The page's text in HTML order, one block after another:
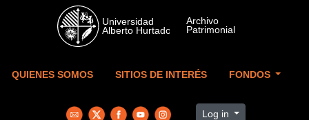
Skip to main content
QUIENES SOMOS SITIOS DE INTERÉS FONDOS
Log in